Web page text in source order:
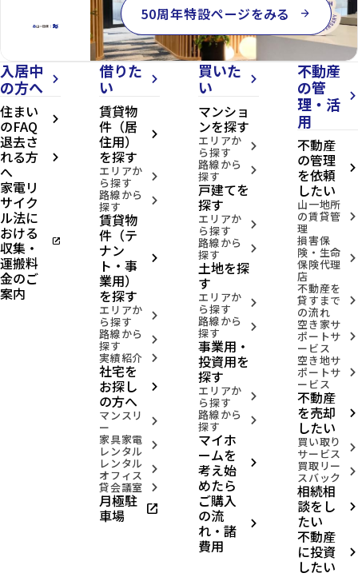
50周年特設ページをみる arrow_forward
入居中
の方へ
arrow_forward_ios
住まい
のFAQ arrow_forward_ios
退去さ
れる方
へ
arrow_forward_ios
家電リ
サイク
ル法に
おける
収集・
運搬料
金のご
案内
open_in_new
借りた
い
arrow_forward_ios
賃貸物
件（居
住用）
を探す
arrow_forward_ios
エリアか
ら探す arrow_forward_ios
路線から
探す arrow_forward_ios
賃貸物
件（テ
ナン
ト・事
業用）
を探す
arrow_forward_ios
エリアか
ら探す arrow_forward_ios
路線から
探す arrow_forward_ios
実績紹介 arrow_forward_ios
社宅を
お探し
の方へ
arrow_forward_ios
マンスリ
ー arrow_forward_ios
家具家電
レンタル arrow_forward_ios
レンタル
オフィス arrow_forward_ios
貸会議室 arrow_forward_ios
月極駐
車場 open_in_new
買いた
い
arrow_forward_ios
マンショ
ンを探す
エリアか
ら探す arrow_forward_ios
路線から
探す arrow_forward_ios
戸建てを
探す
エリアか
ら探す arrow_forward_ios
路線から
探す arrow_forward_ios
土地を探
す
エリアか
ら探す arrow_forward_ios
路線から
探す arrow_forward_ios
事業用・
投資用を
探す
エリアか
ら探す arrow_forward_ios
路線から
探す arrow_forward_ios
マイホ
ームを
考え始
めたら
arrow_forward_ios
ご購入
の流
れ・諸
費用
arrow_forward_ios
不動産
の管
理・活
用
arrow_forward_ios
不動産
の管理
を依頼
したい
arrow_forward_ios
山一地所
の賃貸管
理
arrow_forward_ios
損害保
険・生命
保険代理
店
arrow_forward_ios
不動産を
貸すまで
の流れ
arrow_forward_ios
空き家サ
ポートサ
ービス
arrow_forward_ios
空き地サ
ポートサ
ービス
arrow_forward_ios
不動産
を売却
したい
arrow_forward_ios
買い取り
サービス arrow_forward_ios
買取リー
スバック arrow_forward_ios
相続相
談をし
たい
arrow_forward_ios
不動産
に投資
したい
arrow_forward_ios